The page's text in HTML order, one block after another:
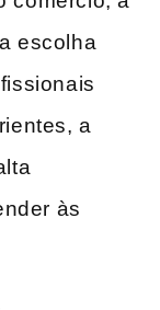
escolha
a
às